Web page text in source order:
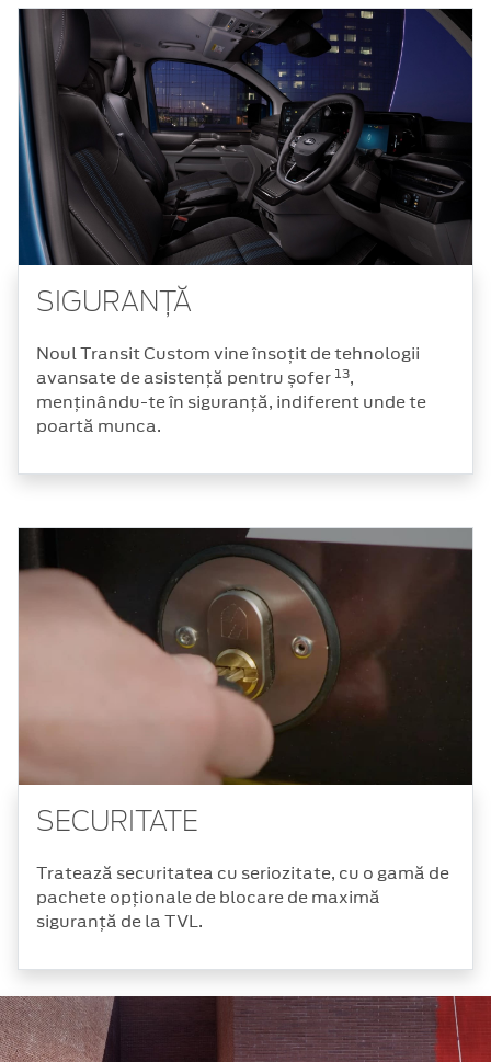
SIGURANȚĂ
Noul Transit Custom vine însoțit de tehnologii
avansate de asistență pentru șofer 13,
menținându-te în siguranță, indiferent unde te
poartă munca.
SECURITATE
Tratează securitatea cu seriozitate, cu o gamă de
pachete opționale de blocare de maximă
siguranță de la TVL.